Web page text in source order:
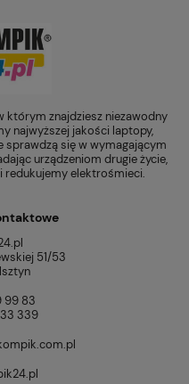
którym znajdziesz niezawodny
najwyższej jakości laptopy,
się w wymagającym
urządzeniom drugie życie,
elektrośmieci.
51/53
99 83
339